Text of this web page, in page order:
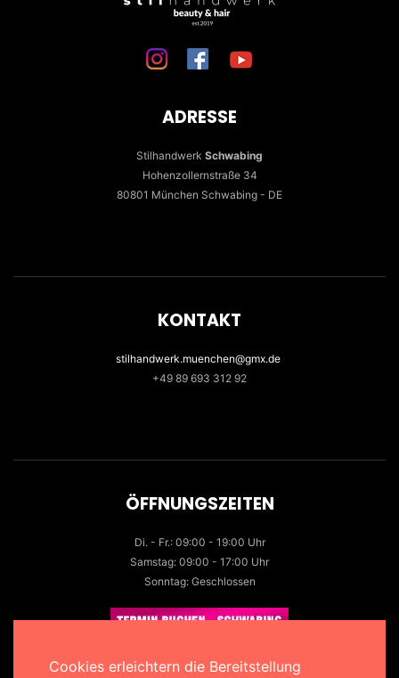
Cookies erleichtern die Bereitstellung
ADRESSE
Stilhandwerk Schwabing
Hohenzollernstraße 34
80801 München Schwabing - DE
KONTAKT
stilhandwerk.muenchen@gmx.de
+49 89 693 312 92
ÖFFNUNGSZEITEN
Di. - Fr.: 09:00 - 19:00 Uhr
Samstag: 09:00 - 17:00 Uhr
Sonntag: Geschlossen